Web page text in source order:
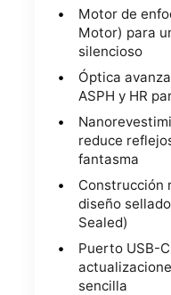
Motor de
Motor) para
silencioso
Óptica
ASPH y HR
reduce
fantasma
Construcción
diseño
Sealed)
Puerto USB-
sencilla